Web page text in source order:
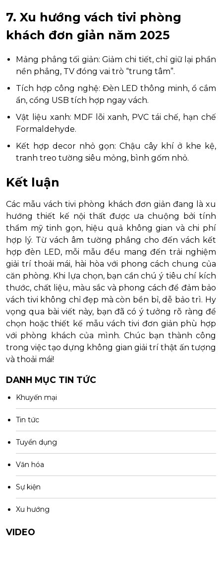
7. Xu hướng vách tivi phòng
khách đơn giản năm 2025
Mảng phẳng tối giản: Giảm chi tiết, chỉ giữ lại phần
nền phẳng, TV đóng vai trò “trung tâm”.
Tích hợp công nghệ: Đèn LED thông minh, ổ cắm
ẩn, cổng USB tích hợp ngay vách.
Vật liệu xanh: MDF lõi xanh, PVC tái chế, hạn chế
Formaldehyde.
Kết hợp decor nhỏ gọn: Chậu cây khí ở khe kệ,
tranh treo tường siêu mỏng, bình gốm nhỏ.
Kết luận
Các mẫu vách tivi phòng khách đơn giản đang là xu
hướng thiết kế nội thất được ưa chuộng bởi tính
thẩm mỹ tinh gọn, hiệu quả không gian và chi phí
hợp lý. Từ vách âm tường phẳng cho đến vách kết
hợp đèn LED, mỗi mẫu đều mang đến trải nghiệm
giải trí thoải mái, hài hòa với phong cách chung của
căn phòng. Khi lựa chọn, bạn cần chú ý tiêu chí kích
thước, chất liệu, màu sắc và phong cách để đảm bảo
vách tivi không chỉ đẹp mà còn bền bỉ, dễ bảo trì. Hy
vọng qua bài viết này, bạn đã có ý tưởng rõ ràng để
chọn hoặc thiết kế mẫu vách tivi đơn giản phù hợp
với phòng khách của mình. Chúc bạn thành công
trong việc tạo dựng không gian giải trí thật ấn tượng
và thoải mái!
DANH MỤC TIN TỨC
Khuyến mại
Tin tức
Tuyển dụng
Văn hóa
Sự kiện
Xu hướng
VIDEO